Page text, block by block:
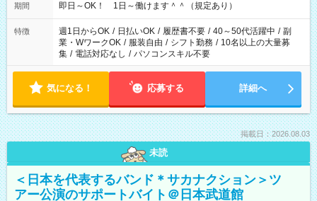
期間 即日～OK！ 1日～働けます＾＾（規定あり）
特徴 週1日からOK / 日払いOK / 履歴書不要 / 40～50代活躍中 / 副
業・WワークOK / 服装自由 / シフト勤務 / 10名以上の大量募
集 / 電話対応なし / パソコンスキル不要
気になる！ 応募する 詳細へ
掲載日：2026.08.03
未読
＜日本を代表するバンド＊サカナクション＞ツ
アー公演のサポートバイト＠日本武道館